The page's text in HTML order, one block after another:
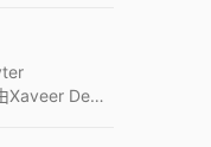
，以上海性
，以建筑为
会学进步。
Xaveer De